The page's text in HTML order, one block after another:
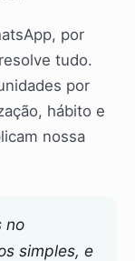
por
tudo.
por
hábito e
nossa
no
simples, e